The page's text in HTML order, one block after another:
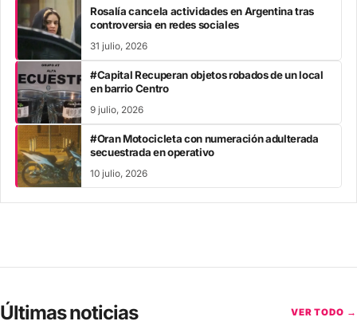
Rosalía cancela actividades en Argentina tras
controversia en redes sociales
31 julio, 2026
#Capital Recuperan objetos robados de un local
en barrio Centro
9 julio, 2026
#Oran Motocicleta con numeración adulterada
secuestrada en operativo
10 julio, 2026
Últimas noticias VER TODO →